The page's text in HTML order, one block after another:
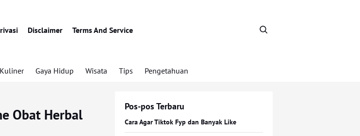
Disclaimer Terms And Service
Kuliner Gaya Hidup Wisata Tips Pengetahuan
Obat Herbal Pos-pos Terbaru
Cara Agar Tiktok Fyp dan Banyak Like